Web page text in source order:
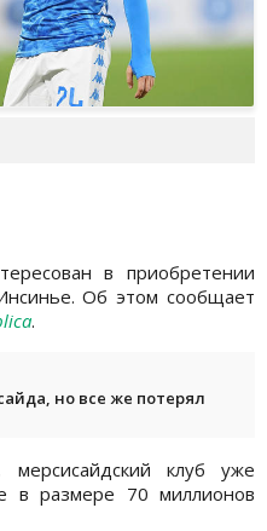
в приобретении
Об этом сообщает
.
но все же потерял
клуб уже
в размере 70 миллионов